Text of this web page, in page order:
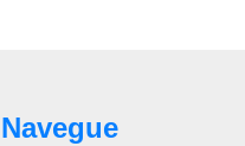
Navegue